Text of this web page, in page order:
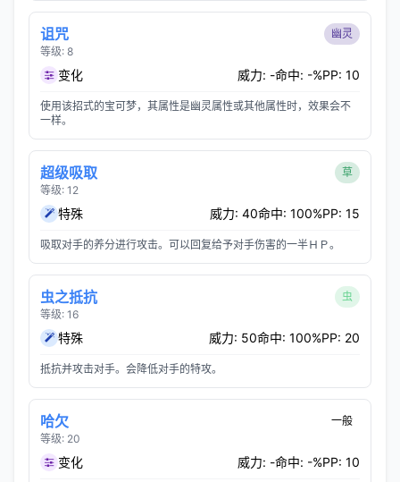
诅咒
等级: 8
幽灵
变化 威力: -命中: -%PP: 10
使用该招式的宝可梦，其属性是幽灵属性或其他属性时，效果会不
一样。
超级吸取
等级: 12
草
特殊 威力: 40命中: 100%PP: 15
吸取对手的养分进行攻击。可以回复给予对手伤害的一半ＨＰ。
虫之抵抗
等级: 16
虫
特殊 威力: 50命中: 100%PP: 20
抵抗并攻击对手。会降低对手的特攻。
哈欠
等级: 20
一般
变化 威力: -命中: -%PP: 10